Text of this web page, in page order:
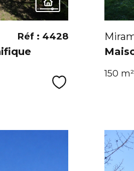
Réf : 4428
Sélectionner
150 m²